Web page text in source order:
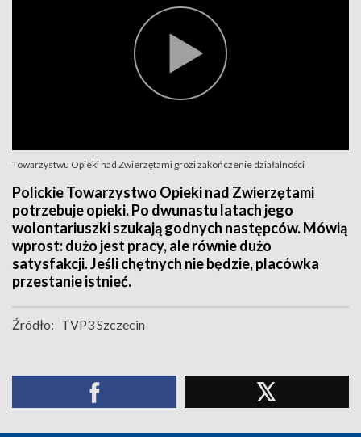
Towarzystwu Opieki nad Zwierzętami grozi zakończenie działalności
Polickie Towarzystwo Opieki nad Zwierzętami
potrzebuje opieki. Po dwunastu latach jego
wolontariuszki szukają godnych następców. Mówią
wprost: dużo jest pracy, ale równie dużo
satysfakcji. Jeśli chętnych nie będzie, placówka
przestanie istnieć.
Źródło: TVP3 Szczecin